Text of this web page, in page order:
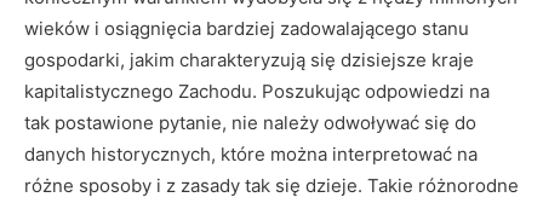
wieków i osiągnięcia bardziej zadowalającego stanu
gospodarki, jakim charakteryzują się dzisiejsze kraje
kapitalistycznego Zachodu. Poszukując odpowiedzi na
tak postawione pytanie, nie należy odwoływać się do
danych historycznych, które można interpretować na
różne sposoby i z zasady tak się dzieje. Takie różnorodne